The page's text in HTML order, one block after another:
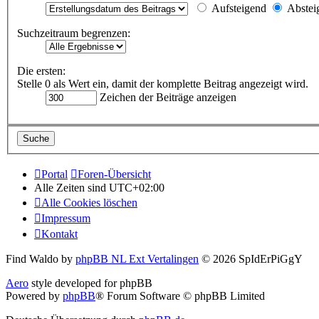
Aufsteigend
Suchzeitraum begrenzen:
Die ersten:
Stelle 0 als Wert ein, damit der komplette Beitrag angezeigt wird.
Zeichen der Beiträge anzeigen
Portal
Foren-Übersicht
Alle Zeiten sind UTC+02:00
Alle Cookies löschen
Impressum
Kontakt
Find Waldo by phpBB NL Ext Vertalingen © 2026 SpIdErPiGgY
Aero style developed for phpBB
Powered by phpBB® Forum Software © phpBB Limited